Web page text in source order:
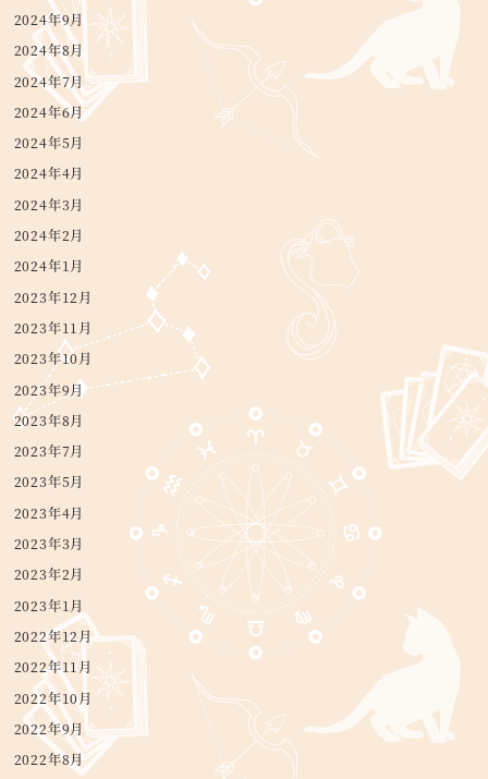
2024年9月
2024年8月
2024年7月
2024年6月
2024年5月
2024年4月
2024年3月
2024年2月
2024年1月
2023年12月
2023年11月
2023年10月
2023年9月
2023年8月
2023年7月
2023年5月
2023年4月
2023年3月
2023年2月
2023年1月
2022年12月
2022年11月
2022年10月
2022年9月
2022年8月